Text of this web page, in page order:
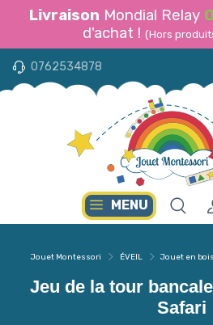
Livraison Mondial Relay
d'achat ! (Hors
0762534878
MENU
Jouet Montessori ÉVEIL Jouet en
Jeu de la tour
Safari